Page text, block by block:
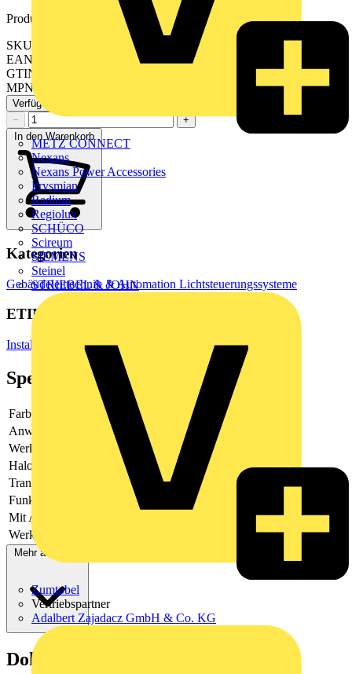
METZ CONNECT
Nexans
Nexans Power Accessories
Prysmian
Radium
Regiolux
SCHÜCO
Scireum
SIEMENS
Steinel
STRIEBEL & JOHN
Zumtobel
Vertriebspartner
Adalbert Zajadacz GmbH & Co. KG
Produktkennzeichen
SKU: BTLS17101SWM
EAN: 4011377200289
GTIN: 4011377200289
MPN: BT LS 17101 SWM
Verfügbar: 1 Händler
−
+
In den Warenkorb
Kategorien
Gebäudeleittechnik & Automation Lichtsteuerungssysteme
ETIM Group
Installationsschalterprogramme/Steckvorrichtungen
Spezifikationen
Farbe
schwarz
Anwendung
steuern elektrischer Verbraucher
Werkstoff
Kunststoff
Halogenfrei
Transparent
Funkgesteuert
Mit Abdeckung
Werkstoffgüte
Mehr anzeigen
Dokumente